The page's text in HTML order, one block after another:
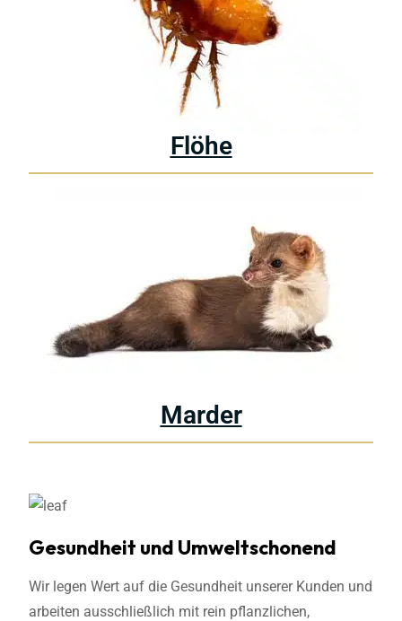
Flöhe
Marder
Gesundheit und Umweltschonend
Wir legen Wert auf die Gesundheit unserer Kunden und
arbeiten ausschließlich mit rein pflanzlichen,